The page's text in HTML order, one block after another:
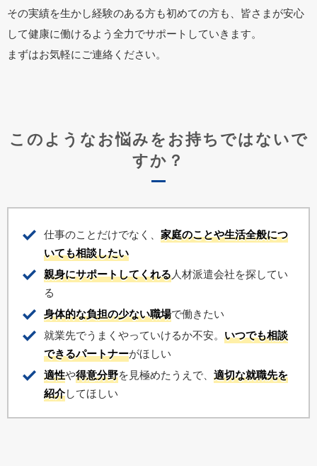
その実績を生かし経験のある方も初めての方も、皆さまが安心
して健康に働けるよう全力でサポートしていきます。
まずはお気軽にご連絡ください。
このようなお悩みをお持ちではないで
すか？
仕事のことだけでなく、 家庭のことや生活全般につ
いても相談したい
親身にサポートしてくれる人材派遣会社を探してい
る
身体的な負担の少ない職場で働きたい
就業先でうまくやっていけるか不安。 いつでも相談
できるパートナーがほしい
適性や得意分野を見極めたうえで、 適切な就職先を
紹介してほしい